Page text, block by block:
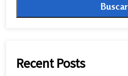
Buscar
Recent Posts